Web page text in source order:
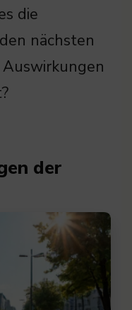
die
nächsten
der